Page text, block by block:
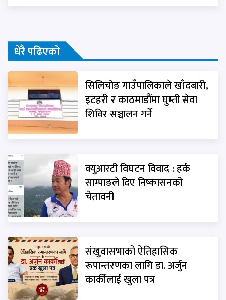
धेरै पढिएको
सिलिचोङ गाउँपालिकाले खाँदबारी,
इटहरी र काठमाडौंमा घुम्ती सेवा
शिविर सञ्चालन गर्ने
क्युआरटी विघटन विवाद : हर्क
साम्पाङले दिए निष्कासनको
चेतावनी
संखुवासभाको ऐतिहासिक
रूपान्तरणका लागि डा. अर्जुन
कार्कीलाई खुला पत्र